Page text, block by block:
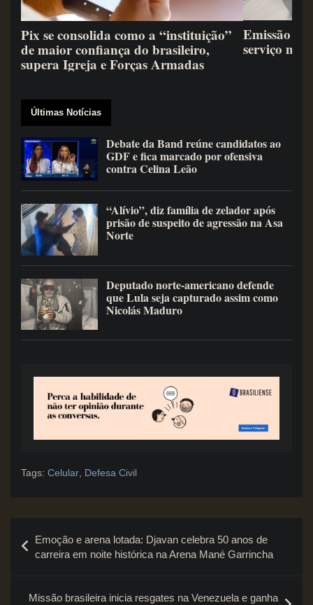
Pix se consolida como a “instituição”
de maior confiança do brasileiro,
supera Igreja e Forças Armadas
Emissão
serviço
Últimas Notícias
Debate da Band reúne candidatos ao
GDF e fica marcado por ofensiva
contra Celina Leão
“Alívio”, diz família de zelador após
prisão de suspeito de agressão na Asa
Norte
Deputado norte-americano defende
que Lula seja capturado assim como
Nicolás Maduro
Tags: Celular Defesa Civil
de
Emoção e arena lotada: Djavan celebra 50 anos de
carreira em noite histórica na Arena Mané Garrincha
Missão brasileira inicia resgates na Venezuela e ganha